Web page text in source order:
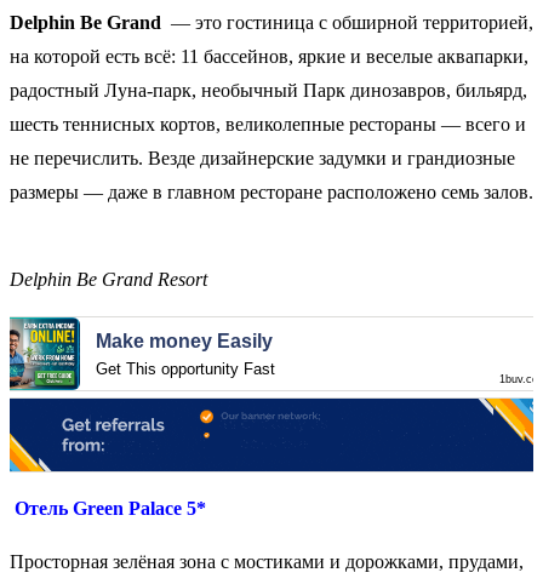
Delphin Be Grand — это гостиница с обширной территорией,
на которой есть всё: 11 бассейнов, яркие и веселые аквапарки,
радостный Луна-парк, необычный Парк динозавров, бильярд,
шесть теннисных кортов, великолепные рестораны — всего и
не перечислить. Везде дизайнерские задумки и грандиозные
размеры — даже в главном ресторане расположено семь залов.
Delphin Be Grand Resort
Make money Easily
Get This opportunity Fast
Отель Green Palace 5*
Просторная зелёная зона с мостиками и дорожками, прудами,